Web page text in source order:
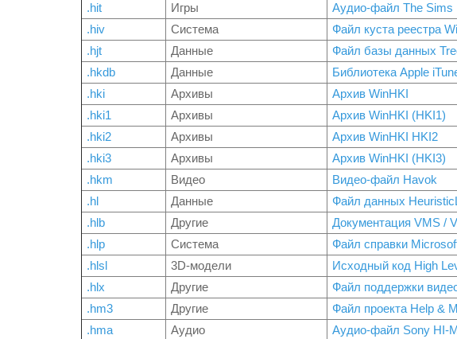
.hit
Игры
Аудио-файл The Sims
.hiv
Система
Файл куста реестра
.hjt
Данные
Файл базы данных
.hkdb
Данные
Библиотека Apple
.hki
Архивы
Архив WinHKI
.hki1
Архивы
Архив WinHKI (HKI1)
.hki2
Архивы
Архив WinHKI HKI2
.hki3
Архивы
Архив WinHKI (HKI3)
.hkm
Видео
Видео-файл Havok
.hl
Данные
Файл данных
.hlb
Другие
Документация VMS /
.hlp
Система
Файл справки
.hlsl
3D-модели
Исходный код High
.hlx
Другие
Файл поддержки
.hm3
Другие
Файл проекта Help &
.hma
Аудио
Аудио-файл Sony HI-